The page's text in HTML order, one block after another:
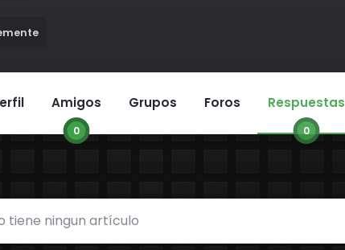
Amigos
0
Grupos Foros Respuestas
0
tiene ningun artículo